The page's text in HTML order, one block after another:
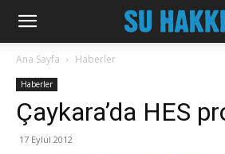
Ana Sayfa Haberler
Haberler
Çaykara’da HES
17 Eylül 2012